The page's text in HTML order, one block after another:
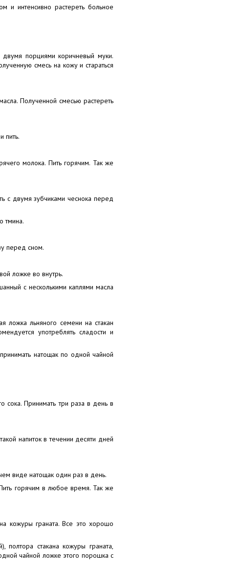
и интенсивно растереть больное
порциями коричневый муки.
смесь на кожу и стараться
Полученной смесью растереть
пить.
молока. Пить горячим. Так же
с двумя зубчиками чеснока перед
тмина.
перед сном.
ложке во внутрь.
с несколькими каплями масла
ложка льняного семени на стакан
употреблять сладости и
натощак по одной чайной
сока. Принимать три раза в день в
напиток в течении десяти дней
виде натощак один раз в день.
горячим в любое время. Так же
кожуры граната. Все это хорошо
полтора стакана кожуры граната,
чайной ложке этого порошка с